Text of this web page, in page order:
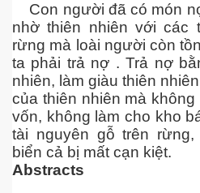
Con người đã có món
nhờ thiên nhiên với các
rừng mà loài người còn
ta phải trả nợ . Trả nợ
nhiên, làm giàu thiên
của thiên nhiên mà
vốn, không làm cho kho
tài nguyên gỗ trên
biển cả bị mất cạn kiệt.
Abstracts